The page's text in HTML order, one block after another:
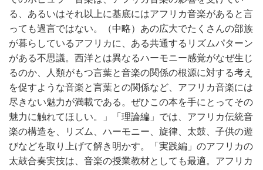
る、あるいはそれ以上に基底にはアフリカ音楽があると言
っても過言ではない。（中略）あの広大でたくさんの部族
が暮らしているアフリカに、ある共通するリズムパターン
がある不思議。西洋とは異なるハーモニー感覚がなぜ生じ
るのか、人類がもつ言葉と音楽の関係の根源に対する考え
を促すような音楽と言葉との関係など、アフリカ音楽には
尽きない魅力が満載である。ぜひこの本を手にとってその
魅力に触れてほしい。」「理論編」では、アフリカ伝統音
楽の構造を、リズム、ハーモニー、旋律、太鼓、子供の遊
びなどを取り上げて解き明かす。「実践編」のアフリカの
太鼓合奏実技は、音楽の授業教材としても最適。アフリカ